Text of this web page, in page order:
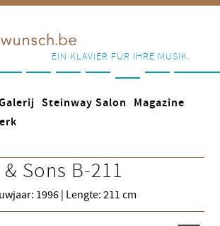
EIN KLAVIER FÜR IHRE MUSIK.
Steinway Salon
Magazine
Sons B-211
1996 | Lengte: 211 cm